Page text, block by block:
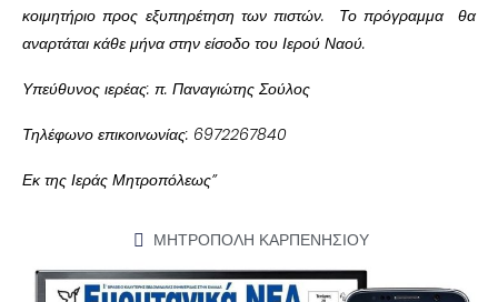
κοιμητήριο προς εξυπηρέτηση των πιστών. Το πρόγραμμα θα
αναρτάται κάθε μήνα στην είσοδο του Ιερού Ναού.
Υπεύθυνος ιερέας: π. Παναγιώτης Σούλος
Τηλέφωνο επικοινωνίας: 6972267840
Εκ της Ιεράς Μητροπόλεως”
ΜΗΤΡΟΠΟΛΗ ΚΑΡΠΕΝΗΣΙΟΥ